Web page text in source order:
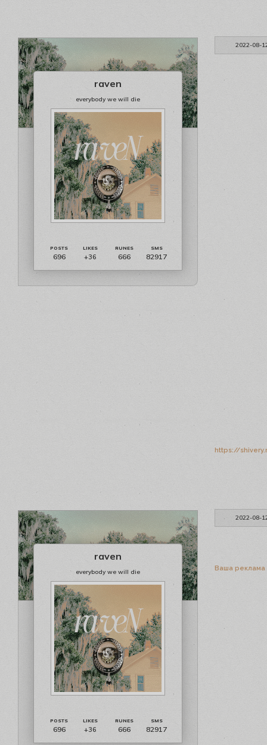
2022-08-
raven
everybody we will die
696 +36 666 82917
https://
2022-08-
raven
everybody we will die
696 +36 666 82917
Ваша реклама